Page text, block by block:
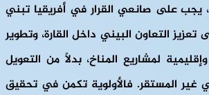
يجب على صانعي القرار في أفريقيا تبني
التعاون البيني داخل القارة، وتطوير
لمشاريع المناخ، بدلًا من التعويل
غير المستقر. فالأولوية تكمن في تحقيق